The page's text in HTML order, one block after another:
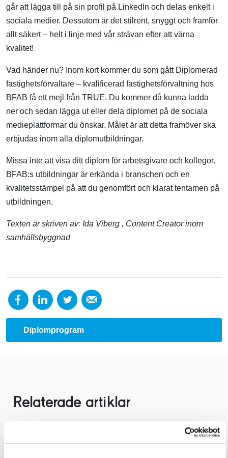
går att lägga till på sin profil på LinkedIn och delas enkelt i
sociala medier. Dessutom är det stilrent, snyggt och framför
allt säkert – helt i linje med vår strävan efter att värna
kvalitet!
Vad händer nu? Inom kort kommer du som gått Diplomerad
fastighetsförvaltare – kvalificerad fastighetsförvaltning hos
BFAB få ett mejl från TRUE. Du kommer då kunna ladda
ner och sedan lägga ut eller dela diplomet på de sociala
medieplattformar du önskar. Målet är att detta framöver ska
erbjudas inom alla diplomutbildningar.
Missa inte att visa ditt diplom för arbetsgivare och kollegor.
BFAB:s utbildningar är erkända i branschen och en
kvalitetsstämpel på att du genomfört och klarat tentamen på
utbildningen.
Texten är skriven av: Ida Viberg , Content Creator inom
samhällsbyggnad
Diplomprogram
Relaterade artiklar